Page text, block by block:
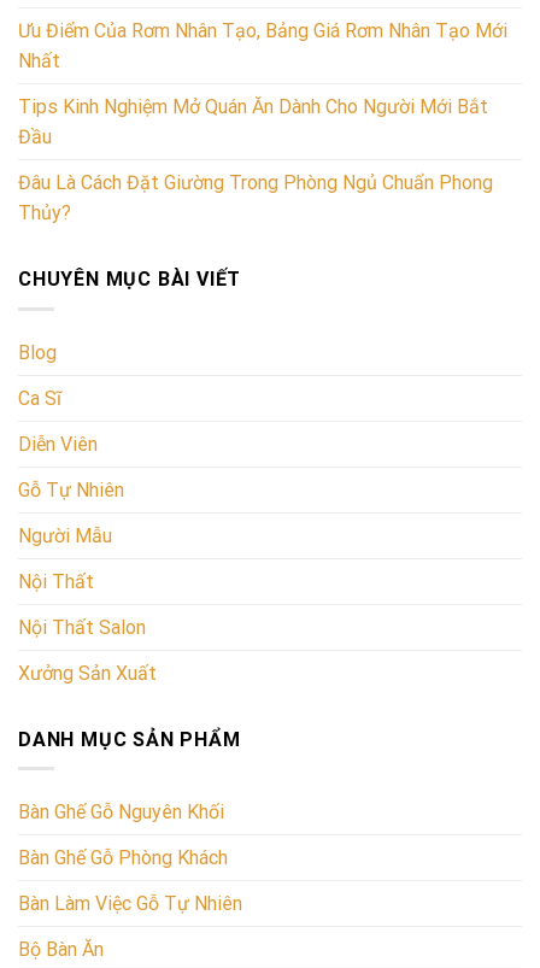
Ưu Điểm Của Rơm Nhân Tạo, Bảng Giá Rơm Nhân Tạo Mới
Nhất
Tips Kinh Nghiệm Mở Quán Ăn Dành Cho Người Mới Bắt
Đầu
Đâu Là Cách Đặt Giường Trong Phòng Ngủ Chuẩn Phong
Thủy?
CHUYÊN MỤC BÀI VIẾT
Blog
Ca Sĩ
Diễn Viên
Gỗ Tự Nhiên
Người Mẫu
Nội Thất
Nội Thất Salon
Xưởng Sản Xuất
DANH MỤC SẢN PHẨM
Bàn Ghế Gỗ Nguyên Khối
Bàn Ghế Gỗ Phòng Khách
Bàn Làm Việc Gỗ Tự Nhiên
Bộ Bàn Ăn